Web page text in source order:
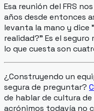
Esa reunión del FRS
años desde entonces
levanta la mano y dice
realidad?" Es el
lo que cuesta son
¿Construyendo un
segura de preguntar?
de hablar de cultura
acrónimos todavía no